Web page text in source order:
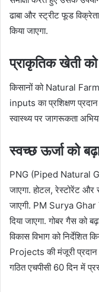
ढाबा और स्ट्रीट फूड
किया जाएगा.
प्राकृतिक खेती को
किसानों को Natural
inputs का प्रशिक्षण
स्वास्थ्य पर जागरूकता
स्वच्छ ऊर्जा को
PNG (Piped Natural
जाएगा. होटल, रेस्टोरेंट और
जाएगी. PM Surya
दिया जाएगा. गोबर गैस को
विकास विभाग को
Projects की मंजूरी प्रदान
गठित एचपीसी 60 दिन में